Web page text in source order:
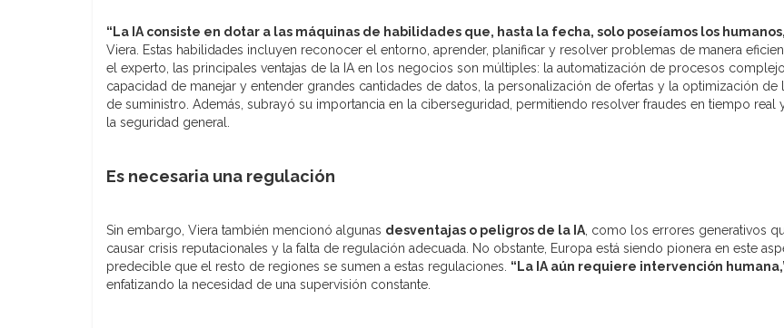
“La IA consiste en dotar a las máquinas de habilidades que, hasta la fecha, solo poseíamos los
Viera. Estas habilidades incluyen reconocer el entorno, aprender, planificar y resolver problemas de manera
el experto, las principales ventajas de la IA en los negocios son múltiples: la automatización de procesos
capacidad de manejar y entender grandes cantidades de datos, la personalización de ofertas y la optimización de
de suministro. Además, subrayó su importancia en la ciberseguridad, permitiendo resolver fraudes en tiempo real
la seguridad general.
Es necesaria una regulación
Sin embargo, Viera también mencionó algunas desventajas o peligros de la IA , como los errores generativos
causar crisis reputacionales y la falta de regulación adecuada. No obstante, Europa está siendo pionera en este
predecible que el resto de regiones se sumen a estas regulaciones. “La IA aún requiere intervención
enfatizando la necesidad de una supervisión constante.